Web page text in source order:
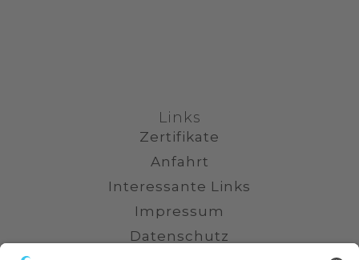
Links
Zertifikate
Anfahrt
Interessante Links
Impressum
Datenschutz